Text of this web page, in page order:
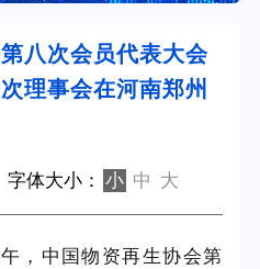
八次会员代表大会
理事会在河南郑州
字体大小： 小 中 大
午，中国物资再生协会第